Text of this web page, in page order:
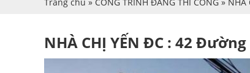
NHÀ CHỊ YẾN ĐC : 42